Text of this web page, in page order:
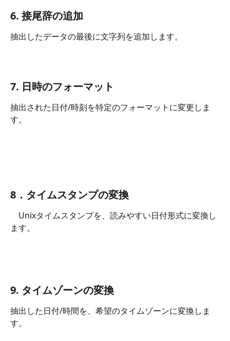
6. 接尾辞の追加
抽出したデータの最後に文字列を追加します。
7. 日時のフォーマット
抽出された日付/時刻を特定のフォーマットに変更しま
す。
8．タイムスタンプの変換
Unixタイムスタンプを、読みやすい日付形式に変換し
ます。
9. タイムゾーンの変換
抽出した日付/時間を、希望のタイムゾーンに変換しま
す。